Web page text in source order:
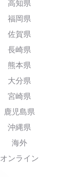
高知県
福岡県
佐賀県
長崎県
熊本県
大分県
宮崎県
鹿児島県
沖縄県
海外
オンライン